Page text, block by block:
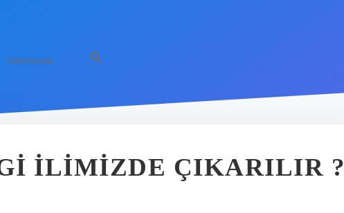
Hakkımızda
ILIMIZDE ÇIKARILIR ?